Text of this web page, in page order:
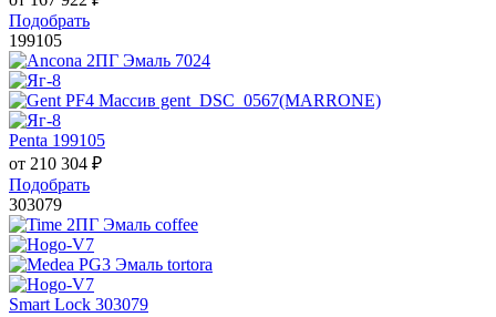
Подобрать
199105
Penta 199105
от 210 304 ₽
Подобрать
303079
Smart Lock 303079